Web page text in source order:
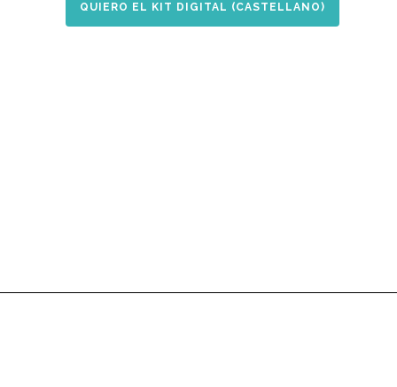
QUIERO EL KIT DIGITAL (CASTELLANO)